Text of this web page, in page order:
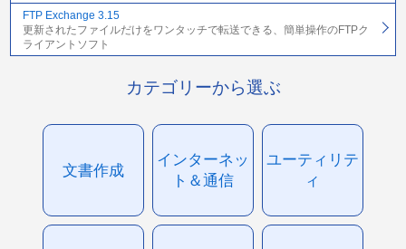
FTP Exchange 3.15
更新されたファイルだけをワンタッチで転送できる、簡単操作のFTPク
ライアントソフト
カテゴリーから選ぶ
文書作成
インターネッ
ト＆通信
ユーティリテ
ィ